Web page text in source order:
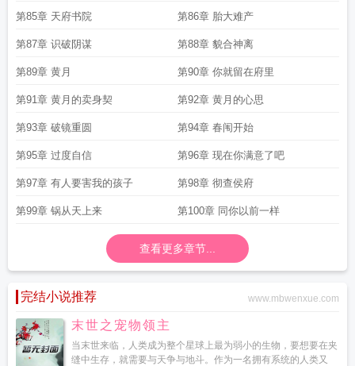
第85章 天府书院 第86章 胎大难产
第87章 识破阴谋 第88章 貌合神离
第89章 黄月 第90章 你就留在府里
第91章 黄月的卖身契 第92章 黄月的心思
第93章 破镜重圆 第94章 春闱开始
第95章 过度自信 第96章 现在你满意了吧
第97章 有人要害我的孩子 第98章 彻查侯府
第99章 锅从天上来 第100章 同你以前一样
查看更多章节...
完结小说推荐 www.mbwenxue.com
末世之宠物领主
当末世来临，人类成为整个星球上最为弱小的生物，要想要在夹
缝中生存，就需要与天争与地斗。作为一名拥有系统的人类又